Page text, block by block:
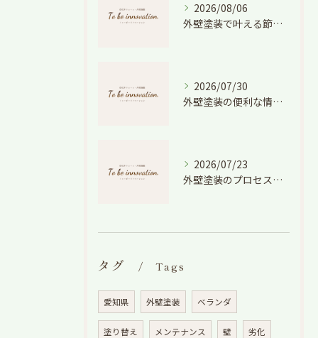
2026/08/06
外壁塗装で叶える節電効果と愛知県の相場や色選びのポイントを徹底解説
2026/07/30
外壁塗装の便利な情報と失敗しない色や費用判断のコツを徹底解説
2026/07/23
外壁塗装のプロセスを愛知県でスムーズに進めるための工程と費用徹底解説
タグ Tags
愛知県 外壁塗装 ベランダ
塗り替え メンテナンス 壁 劣化